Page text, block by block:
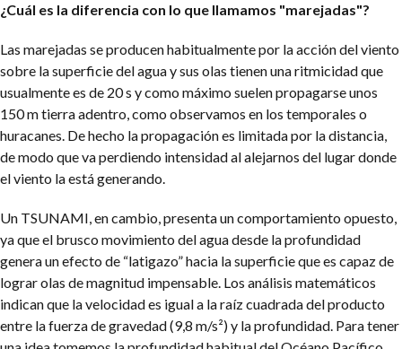
¿Cuál es la diferencia con lo que llamamos "marejadas"?
Las marejadas se producen habitualmente por la acción del viento
sobre la superficie del agua y sus olas tienen una ritmicidad que
usualmente es de 20 s y como máximo suelen propagarse unos
150 m tierra adentro, como observamos en los temporales o
huracanes. De hecho la propagación es limitada por la distancia,
de modo que va perdiendo intensidad al alejarnos del lugar donde
el viento la está generando.
Un TSUNAMI, en cambio, presenta un comportamiento opuesto,
ya que el brusco movimiento del agua desde la profundidad
genera un efecto de “latigazo” hacia la superficie que es capaz de
lograr olas de magnitud impensable. Los análisis matemáticos
indican que la velocidad es igual a la raíz cuadrada del producto
entre la fuerza de gravedad (9,8 m/s²) y la profundidad. Para tener